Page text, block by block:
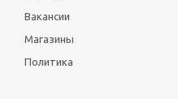
Вакансии
Магазины
Политика